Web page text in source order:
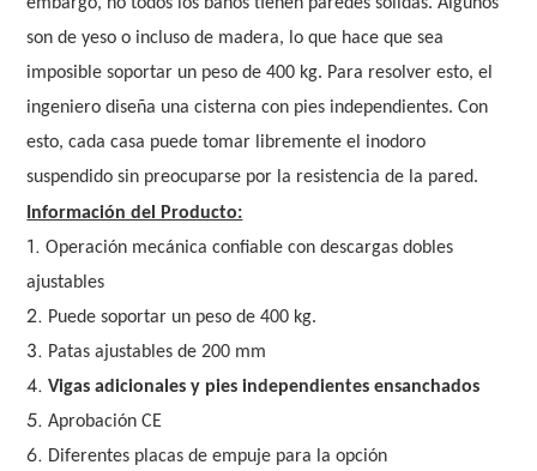
embargo, no todos los baños tienen paredes sólidas. Algunos
son de yeso o incluso de madera, lo que hace que sea
imposible soportar un peso de 400 kg. Para resolver esto, el
ingeniero diseña una cisterna con pies independientes. Con
esto, cada casa puede tomar libremente el inodoro
suspendido sin preocuparse por la resistencia de la pared.
Información del Producto:
1. Operación mecánica confiable con descargas dobles
ajustables
2. Puede soportar un peso de 400 kg.
3. Patas ajustables de 200 mm
4. Vigas adicionales y pies independientes ensanchados
5. Aprobación CE
6. Diferentes placas de empuje para la opción